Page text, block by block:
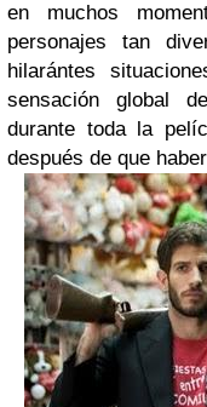
en muchos
personajes tan
hilarántes
sensación global
durante toda la
después de que